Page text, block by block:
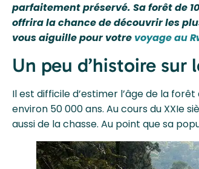
parfaitement préservé. Sa forêt de
offrira la chance de découvrir les
vous aiguille pour votre voyage au
Un peu d’histoire
Il est difficile d’estimer l’âge de la
environ 50 000 ans. Au cours du XXIe
aussi de la chasse. Au point que sa